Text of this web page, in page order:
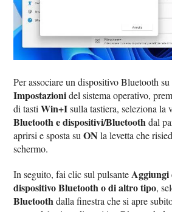
Per associare un dispositivo Bluetooth su
Impostazionidel sistema operativo,
di tastiWin+Isulla tastiera, seleziona la
Bluetooth e dispositivi/Bluetoothdal
aprirsi e sposta suON la levetta che
schermo.
In seguito, fai clic sul pulsante Aggiungi
dispositivo Bluetooth o di altro tipo,
Bluetoothdalla finestra che si apre